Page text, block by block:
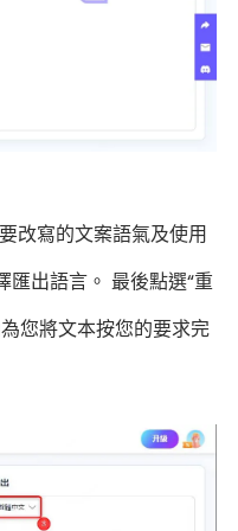
改寫的文案語氣及使用
匯出語言。 最後點選“重
您將文本按您的要求完